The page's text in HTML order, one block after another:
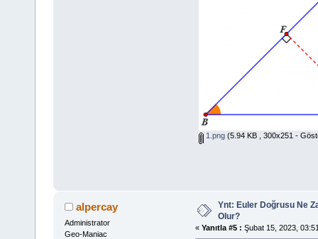
1.png(5.94 KB , 300x251 -
alpercay
Administrator
Geo-Maniac
Ynt: Euler Doğrusu Ne
Olur?
« Yanıtla #5 : Şubat 15, 2023,